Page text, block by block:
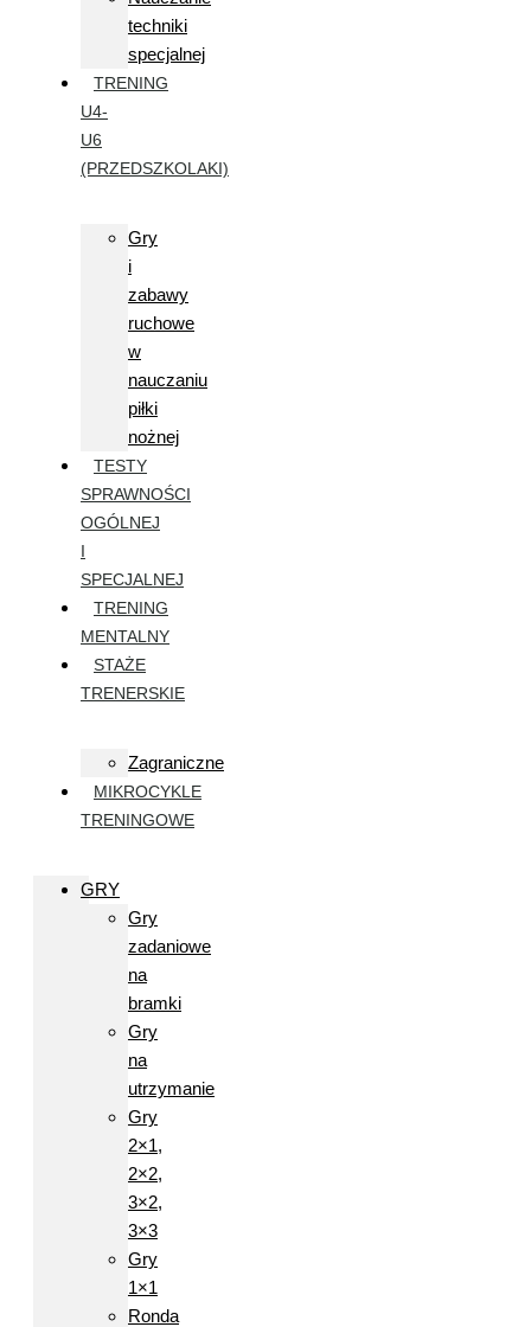
techniki
specjalnej
TRENING
U4-
U6
(PRZEDSZKOLAKI)
Gry
i
zabawy
ruchowe
w
nauczaniu
piłki
nożnej
TESTY
SPRAWNOŚCI
OGÓLNEJ
I
SPECJALNEJ
TRENING
MENTALNY
STAŻE
TRENERSKIE
Zagraniczne
MIKROCYKLE
TRENINGOWE
GRY
Gry
zadaniowe
na
bramki
Gry
na
utrzymanie
Gry
2×1,
2×2,
3×2,
3×3
Gry
1×1
Ronda